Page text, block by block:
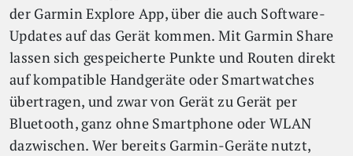
der Garmin Explore App, über die auch Software-
Updates auf das Gerät kommen. Mit Garmin Share
lassen sich gespeicherte Punkte und Routen direkt
auf kompatible Handgeräte oder Smartwatches
übertragen, und zwar von Gerät zu Gerät per
Bluetooth, ganz ohne Smartphone oder WLAN
dazwischen. Wer bereits Garmin-Geräte nutzt,